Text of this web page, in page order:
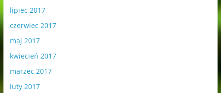
lipiec 2017
czerwiec 2017
maj 2017
kwiecień 2017
marzec 2017
luty 2017